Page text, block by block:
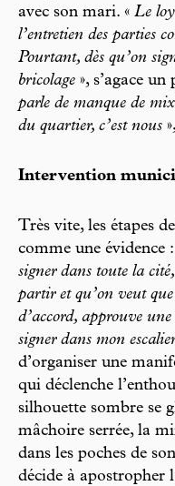
avec son mari. « Le
l’entretien des parties
Pourtant, dès qu’on
bricolage », s’agace
parle de manque de
du quartier, c’est nous
Intervention
Très vite, les étapes
comme une évidence :
signer dans toute la
partir et qu’on veut
d’accord, approuve
signer dans mon
d’organiser une
qui déclenche
silhouette sombre se
mâchoire serrée, la
dans les poches de
décide à apostropher